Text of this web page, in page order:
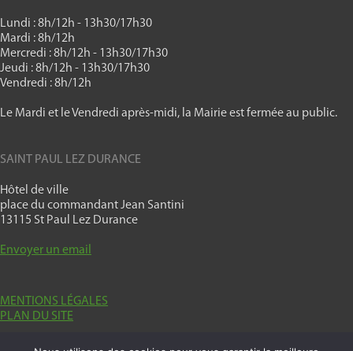
Lundi : 8h/12h - 13h30/17h30
Mardi : 8h/12h
Mercredi : 8h/12h - 13h30/17h30
Jeudi : 8h/12h - 13h30/17h30
Vendredi : 8h/12h
Le Mardi et le Vendredi après-midi, la Mairie est fermée au public.
SAINT PAUL LEZ DURANCE
Hôtel de ville
place du commandant Jean Santini
13115 St Paul Lez Durance
Envoyer un email
MENTIONS LÉGALES
PLAN DU SITE